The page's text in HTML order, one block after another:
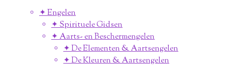
✦ Engelen
✦ Spirituele Gidsen
✦ Aarts- en Beschermengelen
✦ De Elementen & Aartsengelen
✦ De Kleuren & Aartsengelen